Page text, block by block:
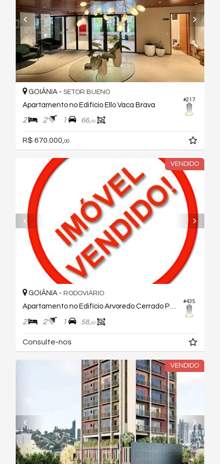
#217
GOIÂNIA - SETOR BUENO
Apartamento no Edifício Ello Vaca Brava
2 2 1 66,00
R$ 670.000, 00
VENDIDO
#435
GOIÂNIA - RODOVIÁRIO
Apartamento no Edifício Arvoredo Cerrado Parque
2 2 1 58,00
Consulte-nos
VENDIDO